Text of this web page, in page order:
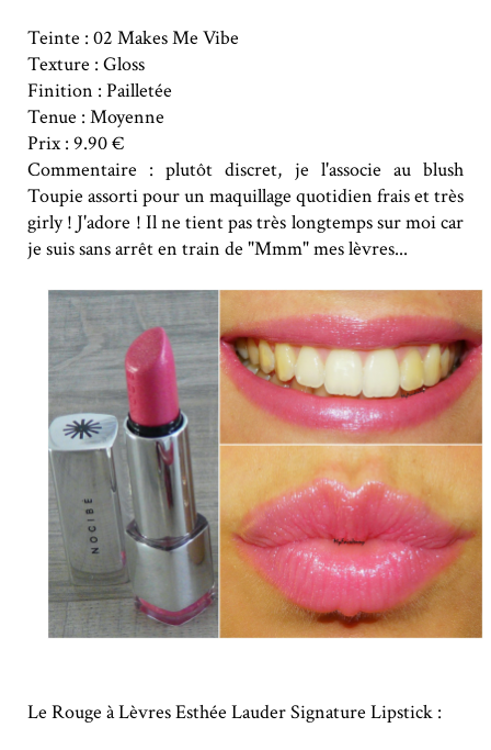
Teinte : 02 Makes Me Vibe
Texture : Gloss
Finition : Pailletée
Tenue : Moyenne
Prix : 9.90 €
Commentaire : plutôt discret, je l'associe au blush
Toupie assorti pour un maquillage quotidien frais et très
girly ! J'adore ! Il ne tient pas très longtemps sur moi car
je suis sans arrêt en train de "Mmm" mes lèvres...
Le Rouge à Lèvres Esthée Lauder Signature Lipstick :